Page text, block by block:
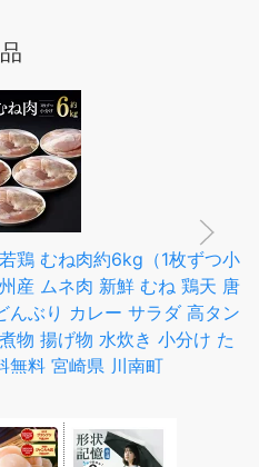
鶏 むね肉約6kg（1枚ずつ小
産 ムネ肉 新鮮 むね 鶏天 唐
んぶり カレー サラダ 高タン
物 揚げ物 水炊き 小分け た
無料 宮崎県 川南町